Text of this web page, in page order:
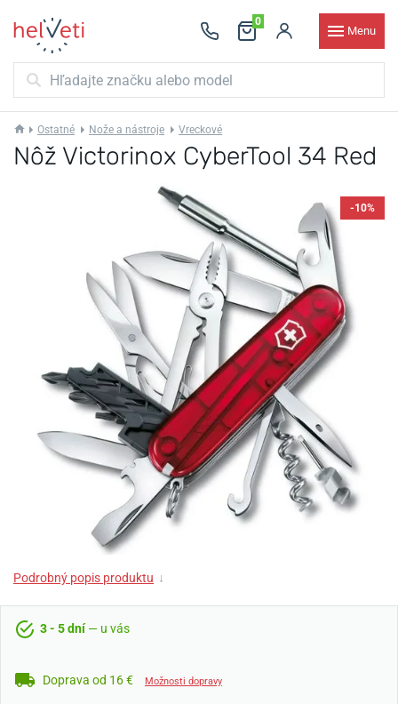
0
Menu
Ostatné Nože a nástroje Vreckové
Nôž Victorinox CyberTool 34 Red
-10%
Podrobný popis produktu ↓
3 - 5 dní— u vás
Doprava od 16 € Možnosti dopravy